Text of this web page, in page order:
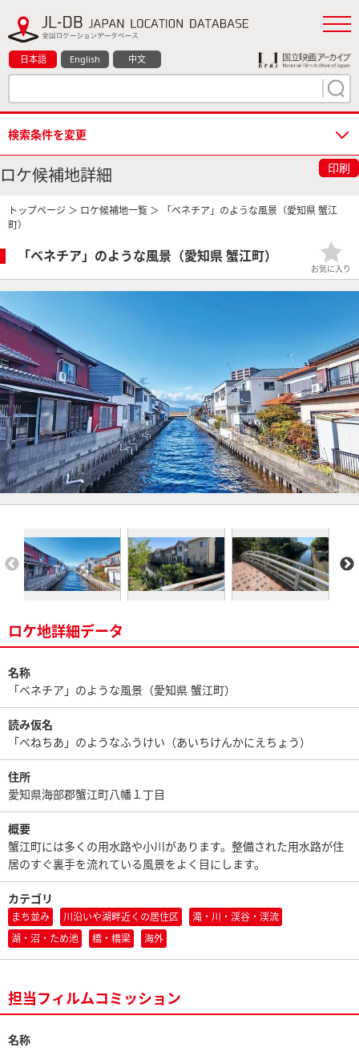
日本語 English 中文
検索条件を変更
ロケ候補地詳細 印刷
トップページ ＞ ロケ候補地一覧 ＞ 「ベネチア」のような風景（愛知県 蟹江
町）
「ベネチア」のような風景（愛知県 蟹江町）
お気に入り
ロケ地詳細データ
名称
「ベネチア」のような風景（愛知県 蟹江町）
読み仮名
「べねちあ」のようなふうけい（あいちけんかにえちょう）
住所
愛知県海部郡蟹江町八幡１丁目
概要
蟹江町には多くの用水路や小川があります。整備された用水路が住
居のすぐ裏手を流れている風景をよく目にします。
カテゴリ
まち並み 川沿いや湖畔近くの居住区
滝・川・渓谷・渓流
湖・沼・ため池
橋・橋梁 海外
担当フィルムコミッション
名称